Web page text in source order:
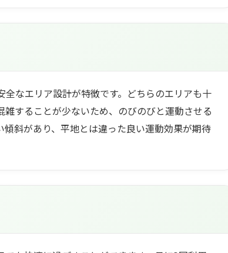
なエリア設計が特徴です。どちらのエリアも十
することが少ないため、のびのびと運動させる
斜があり、平地とは違った良い運動効果が期待